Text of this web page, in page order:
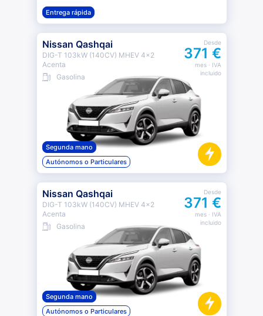
Entrega rápida
Nissan Qashqai
DIG-T 103kW (140CV) MHEV 4x2
Acenta
Gasolina
Desde
371 €
mes· IVA
incluido
Segunda mano
Autónomos o Particulares
Nissan Qashqai
DIG-T 103kW (140CV) MHEV 4x2
Acenta
Gasolina
Desde
371 €
mes· IVA
incluido
Segunda mano
Autónomos o Particulares